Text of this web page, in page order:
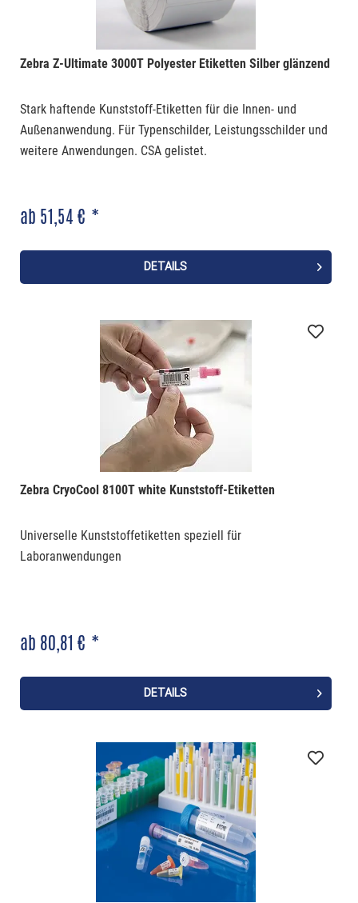
Zebra Z-Ultimate 3000T Polyester Etiketten Silber glänzend
Stark haftende Kunststoff-Etiketten für die Innen- und
Außenanwendung. Für Typenschilder, Leistungsschilder und
weitere Anwendungen. CSA gelistet.
ab 51,54 € *
DETAILS
Zebra CryoCool 8100T white Kunststoff-Etiketten
Universelle Kunststoffetiketten speziell für
Laboranwendungen
ab 80,81 € *
DETAILS